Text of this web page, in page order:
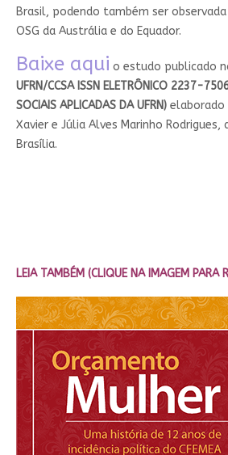
Brasil, podendo também ser
OSG da Austrália e do Equador.
Baixe aqui o estudo publicado
UFRN/CCSA ISSN ELETRÔNICO 2237-
SOCIAIS APLICADAS DA UFRN) elaborado
Xavier e Júlia Alves Marinho Rodrigues,
Brasília.
LEIA TAMBÉM (CLIQUE NA IMAGEM PARA